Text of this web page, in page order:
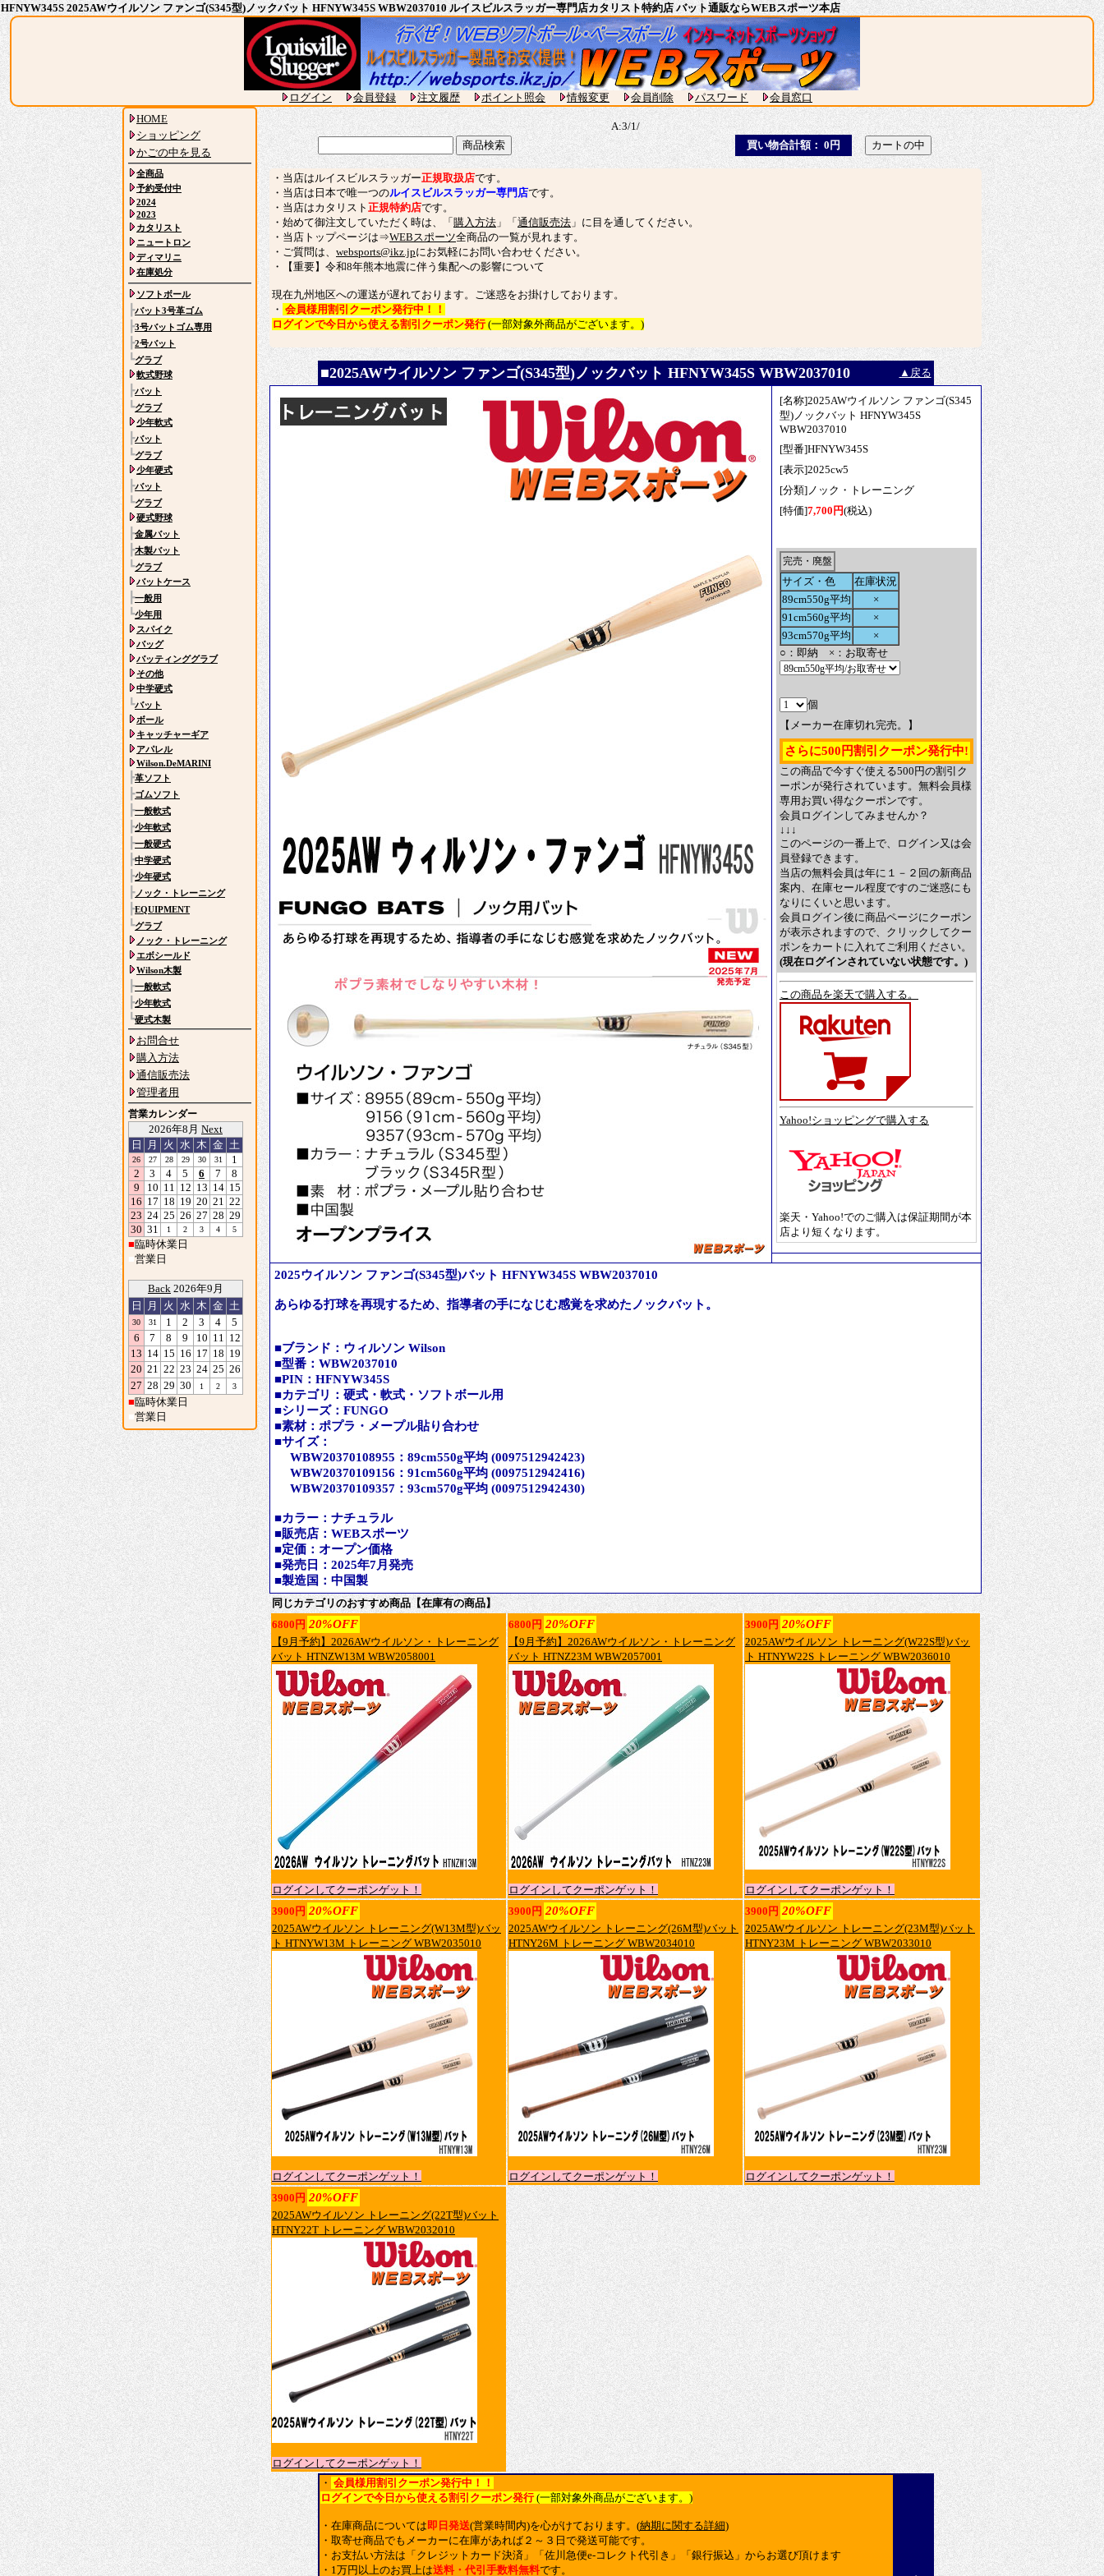
HFNYW345S 2025AWウイルソン ファンゴ(S345型)ノックバット HFNYW345S WBW2037010 ルイスビルスラッガー専門店カタリスト特約店 バット通販ならWEBスポーツ本店
ログイン 会員登録 注文履歴 ポイント照会 情報変更 会員削除 パスワード
会員窓口
HOME
ショッピング
かごの中を見る
全商品
予約受付中
2024
2023
カタリスト
ニュートロン
ディマリニ
在庫処分
ソフトボール
┣バット3号革ゴム
┣3号バットゴム専用
┣2号バット
┗グラブ
軟式野球
┣バット
┗グラブ
少年軟式
┣バット
┗グラブ
少年硬式
┣バット
┗グラブ
硬式野球
┣金属バット
┣木製バット
┗グラブ
バットケース
┣一般用
┗少年用
スパイク
バッグ
バッティンググラブ
その他
中学硬式
┗バット
ボール
キャッチャーギア
アパレル
Wilson.DeMARINI
┣革ソフト
┣ゴムソフト
┣一般軟式
┣少年軟式
┣一般硬式
┣中学硬式
┣少年硬式
┣ノック・トレーニング
┣EQUIPMENT
┗グラブ
ノック・トレーニング
エボシールド
Wilson木製
┣一般軟式
┣少年軟式
┗硬式木製
お問合せ
購入方法
通信販売法
管理者用
営業カレンダー
2026年8月 Next
日
月 火 水 木 金 土
26 27 28 29 30 31
1
2
3 4 5 6 7
8
9
10 11 12 13 14 15
16 17 18 19 20 21 22
23 24 25 26 27 28 29
30 31 1 2 3 4 5
■臨時休業日
■営業日
Back 2026年9月
日
月 火 水 木 金 土
30 31 1 2 3 4
5
6
7 8 9 10 11 12
13 14 15 16 17 18 19
20 21 22 23 24 25 26
27 28 29 30 1 2 3
■臨時休業日
■営業日
A:3/1/
買い物合計額： 0円
・当店はルイスビルスラッガー正規取扱店です。
・当店は日本で唯一つのルイスビルスラッガー専門店です。
・当店はカタリスト 正規特約店です。
・始めて御注文していただく時は、「 購入方法 」「 通信販売法 」に目を通してください。
・当店トップページは⇒WEBスポーツ全商品の一覧が見れます。
・ご質問は、 websports@ikz.jpにお気軽にお問い合わせください。
・【重要】令和8年熊本地震に伴う集配への影響について
現在九州地区への運送が遅れております。ご迷惑をお掛けしております。
・ 会員様用割引クーポン発行中！！
ログインで今日から使える割引クーポン発行(一部対象外商品がございます。)
■2025AWウイルソン ファンゴ(S345型)ノックバット HFNYW345S WBW2037010 ▲戻る
[名称]2025AWウイルソン ファンゴ(S345
型)ノックバット HFNYW345S
WBW2037010
[型番]HFNYW345S
[表示]2025cw5
[分類]ノック・トレーニング
[特価]7,700円(税込)
完売・廃盤
サイズ・色
在庫状況
89cm550g平均
×
91cm560g平均
×
93cm570g平均
×
○：即納 ×：お取寄せ
個
【メーカー在庫切れ完売。】
さらに500円割引クーポン発行中!
この商品で今すぐ使える500円の割引ク
ーポンが発行されています。無料会員様
専用お買い得なクーポンです。
会員ログインしてみませんか？
↓↓↓
このページの一番上で、ログイン又は会
員登録できます。
当店の無料会員は年に１－２回の新商品
案内、在庫セール程度ですのご迷惑にも
なりにくいと思います。
会員ログイン後に商品ページにクーポン
が表示されますので、クリックしてクー
ポンをカートに入れてご利用ください。
(現在ログインされていない状態です。)
この商品を楽天で購入する。
Yahoo!ショッピングで購入する
楽天・Yahoo!でのご購入は保証期間が本
店より短くなります。
2025ウイルソン ファンゴ(S345型)バット HFNYW345S WBW2037010
あらゆる打球を再現するため、指導者の手になじむ感覚を求めたノックバット。
■ブランド：ウィルソン Wilson
■型番：WBW2037010
■PIN：HFNYW345S
■カテゴリ：硬式・軟式・ソフトボール用
■シリーズ：FUNGO
■素材：ポプラ・メープル貼り合わせ
■サイズ：
WBW20370108955：89cm550g平均 (0097512942423)
WBW20370109156：91cm560g平均 (0097512942416)
WBW20370109357：93cm570g平均 (0097512942430)
■カラー：ナチュラル
■販売店：WEBスポーツ
■定価：オープン価格
■発売日：2025年7月発売
■製造国：中国製
同じカテゴリのおすすめ商品【在庫有の商品】
6800円 20%OFF
【9月予約】2026AWウイルソン・トレーニング
バット HTNZW13M WBW2058001
ログインしてクーポンゲット！
6800円 20%OFF
【9月予約】2026AWウイルソン・トレーニング
バット HTNZ23M WBW2057001
ログインしてクーポンゲット！
3900円 20%OFF
2025AWウイルソン トレーニング(W22S型)バッ
ト HTNYW22S トレーニング WBW2036010
ログインしてクーポンゲット！
3900円 20%OFF
2025AWウイルソン トレーニング(W13M型)バッ
ト HTNYW13M トレーニング WBW2035010
ログインしてクーポンゲット！
3900円 20%OFF
2025AWウイルソン トレーニング(26M型)バット
HTNY26M トレーニング WBW2034010
ログインしてクーポンゲット！
3900円 20%OFF
2025AWウイルソン トレーニング(23M型)バット
HTNY23M トレーニング WBW2033010
ログインしてクーポンゲット！
3900円 20%OFF
2025AWウイルソン トレーニング(22T型)バット
HTNY22T トレーニング WBW2032010
ログインしてクーポンゲット！
・ 会員様用割引クーポン発行中！！
ログインで今日から使える割引クーポン発行(一部対象外商品がございます。)
・在庫商品については即日発送(営業時間内)を心がけております。(納期に関する詳細)
・取寄せ商品でもメーカーに在庫があれば２～３日で発送可能です。
・お支払い方法は「クレジットカード決済」「佐川急便e-コレクト代引き」「銀行振込」からお選び頂けます
・1万円以上のお買上は送料・代引手数料無料です。